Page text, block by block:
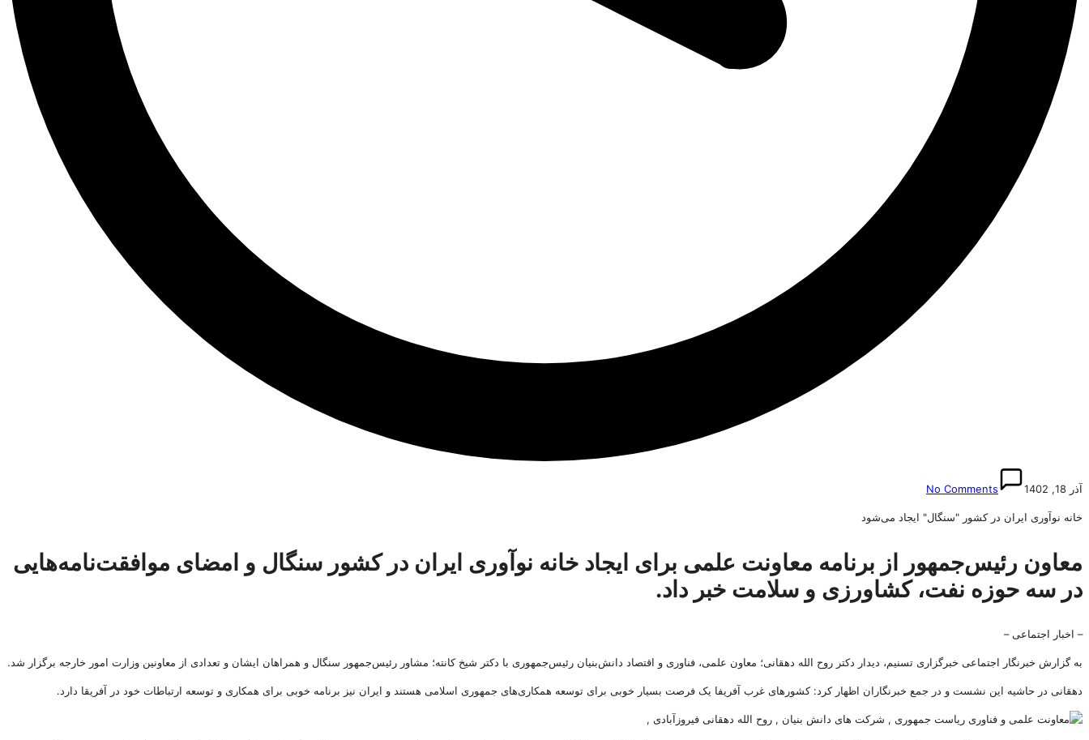
آذر 18, 1402 No Comments
خانه نوآوری ایران در کشور "سنگال" ایجاد می‌شود
معاون رئیس‌جمهور از برنامه معاونت علمی برای ایجاد خانه نوآوری ایران در کشور سنگال و امضای موافقت‌نامه‌هایی
در سه حوزه نفت، کشاورزی و سلامت خبر داد.
– اخبار اجتماعی –
به گزارش خبرنگار اجتماعی خبرگزاری تسنیم، دیدار دکتر روح الله دهقانی؛ معاون علمی، فناوری و اقتصاد دانش‌بنیان رئیس‌جمهوری با دکتر شیخ کانته؛ مشاور رئیس‌جمهور سنگال و همراهان ایشان و تعدادی از معاونین وزارت امور خارجه برگزار شد.
دهقانی در حاشیه این نشست و در جمع خبرنگاران اظهار کرد: کشورهای غرب آفریفا یک فرصت بسیار خوبی برای توسعه همکاری‌های جمهوری اسلامی هستند و ایران نیز برنامه خوبی برای همکاری و توسعه ارتباطات خود در آفریقا دارد.